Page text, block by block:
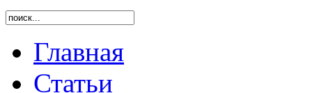
Главная
Статьи